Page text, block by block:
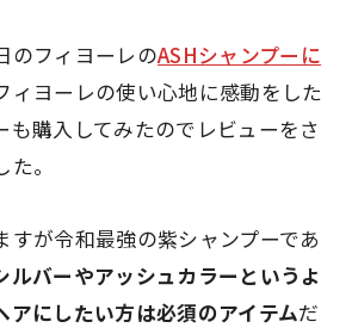
のフィヨーレのASHシャンプーに
ィヨーレの使い心地に感動をした
も購入してみたのでレビューをさ
。
すが令和最強の紫シャンプーであ
ルバーやアッシュカラーというよ
アにしたい方は必須のアイテムだ